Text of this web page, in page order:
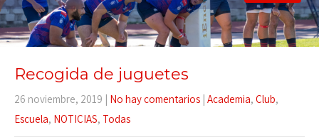
Recogida de juguetes
26 noviembre, 2019 | No hay comentarios | Academia, Club,
Escuela, NOTICIAS, Todas